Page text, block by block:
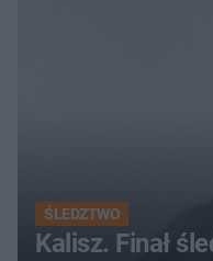
ŚLEDZTWO
Kalisz. Finał